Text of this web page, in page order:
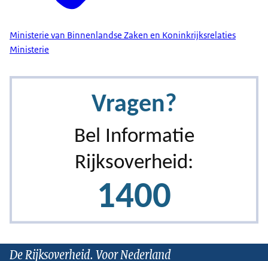
Ministerie van Binnenlandse Zaken en Koninkrijksrelaties
Ministerie
De Rijksoverheid. Voor Nederland